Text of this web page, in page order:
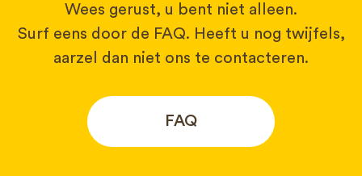
Wees gerust, u bent niet alleen.
Surf eens door de FAQ. Heeft u nog twijfels,
aarzel dan niet ons te contacteren.
FAQ